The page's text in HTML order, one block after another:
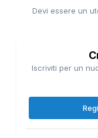
Devi essere un
Iscriviti per un